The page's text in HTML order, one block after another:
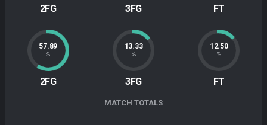
2FG 3FG FT
57.89
%
2FG
13.33
%
3FG
12.50
%
FT
MATCH TOTALS